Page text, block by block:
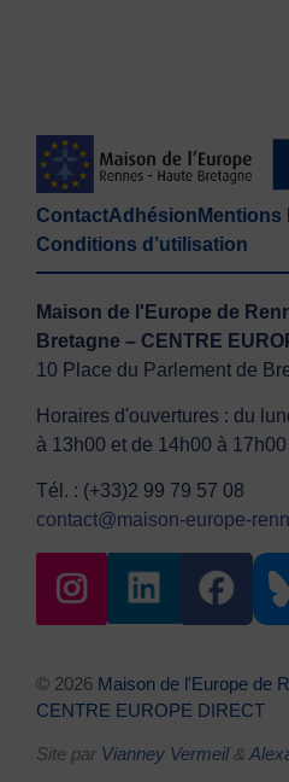
ContactAdhésion Mentions
Conditions d’utilisation
Maison de l'Europe de
Bretagne – CENTRE
10 Place du Parlement de
Horaires d'ouvertures : du
à 13h00 et de 14h00 à 17h00
Tél. : (+33)2 99 79 57 08
contact@maison-europe-
© 2026 Maison de l'Europe de
CENTRE EUROPE DIRECT
Site par Vianney Vermeil&